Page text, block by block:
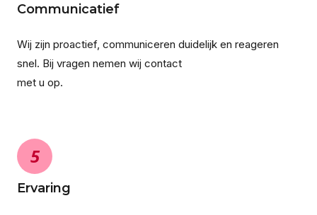
Communicatief
Wij zijn proactief, communiceren duidelijk en reageren
snel. Bij vragen nemen wij contact
met u op.
5
Ervaring